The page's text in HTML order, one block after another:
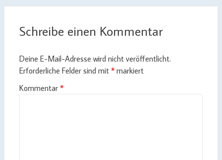
Schreibe einen Kommentar
Deine E-Mail-Adresse wird nicht veröffentlicht.
Erforderliche Felder sind mit *markiert
Kommentar *